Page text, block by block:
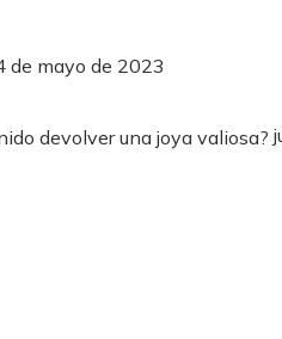
de mayo de 2023